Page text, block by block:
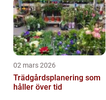
02 mars 2026
Trädgårdsplanering som
håller över tid